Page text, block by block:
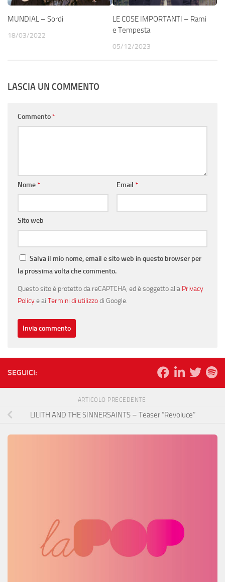
MUNDIAL – Sordi
18/03/2022
LE COSE IMPORTANTI – Rami
e Tempesta
05/12/2023
LASCIA UN COMMENTO
Commento*
Nome* Email *
Sito web
Salva il mio nome, email e sito web in questo browser per
la prossima volta che commento.
Questo sito è protetto da reCAPTCHA, ed è soggetto alla Privacy
Policye ai Termini di utilizzodi Google.
SEGUICI:
ARTICOLO PRECEDENTE
LILITH AND THE SINNERSAINTS – Teaser “Revoluce”